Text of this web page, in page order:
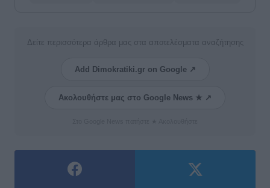
Δείτε περισσότερα άρθρα μας στα αποτελέσματα αναζήτησης
Add Dimokratiki.gr on Google ↗
Ακολουθήστε μας στο Google News ★ ↗